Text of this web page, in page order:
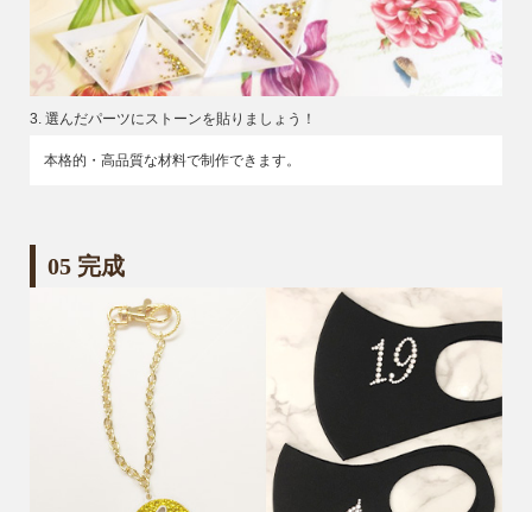
3. 選んだパーツにストーンを貼りましょう！
本格的・高品質な材料で制作できます。
05 完成